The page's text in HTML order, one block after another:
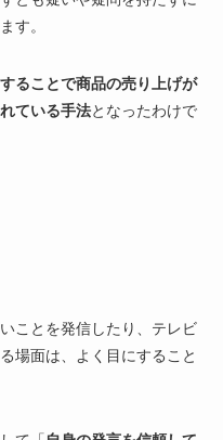
す。
ることで商品の売り上げが
ている手法となったわけで
ことを発信したり、テレビ
場面は、よく目にすること